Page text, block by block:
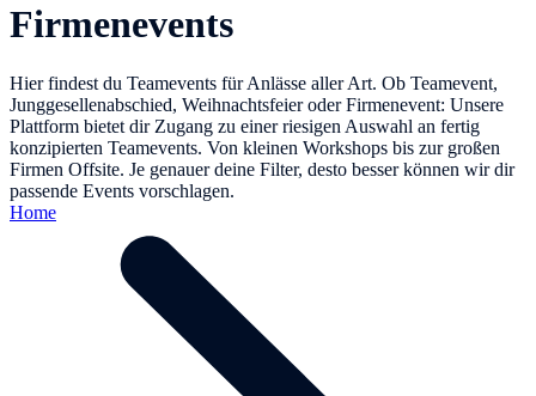
Firmenevents
Hier findest du Teamevents für Anlässe aller Art. Ob Teamevent,
Junggesellenabschied, Weihnachtsfeier oder Firmenevent: Unsere
Plattform bietet dir Zugang zu einer riesigen Auswahl an fertig
konzipierten Teamevents. Von kleinen Workshops bis zur großen
Firmen Offsite. Je genauer deine Filter, desto besser können wir dir
passende Events vorschlagen.
Home